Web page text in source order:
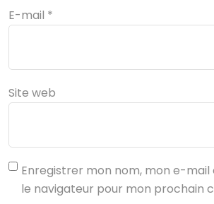
E-mail *
Site web
Enregistrer mon nom, mon e-mail
le navigateur pour mon prochain